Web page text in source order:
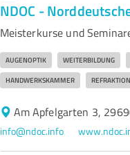
NDOC -
Meisterkurse und
AUGENOPTIK WEITERBILDUNG
HANDWERKSKAMMER REFRAKTION
Am Apfelgarten 3,
info@ndoc.info